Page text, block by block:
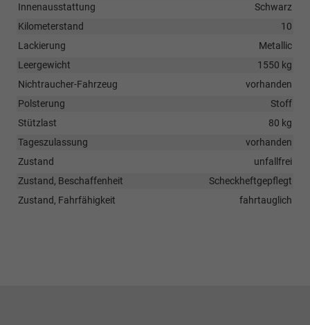
Innenausstattung
Schwarz
Kilometerstand
10
Lackierung
Metallic
Leergewicht
1550 kg
Nichtraucher-Fahrzeug
vorhanden
Polsterung
Stoff
Stützlast
80 kg
Tageszulassung
vorhanden
Zustand
unfallfrei
Zustand, Beschaffenheit
Scheckheftgepflegt
Zustand, Fahrfähigkeit
fahrtauglich